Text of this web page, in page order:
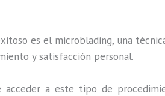
es el microblading, una
y satisfacción personal.
acceder a este tipo de